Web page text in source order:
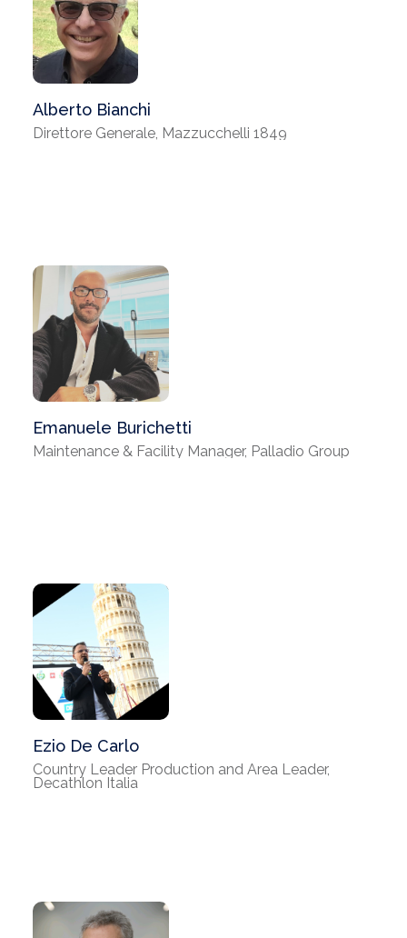
Alberto Bianchi
Direttore Generale, Mazzucchelli 1849
Emanuele Burichetti
Maintenance & Facility Manager, Palladio Group
Ezio De Carlo
Country Leader Production and Area Leader,
Decathlon Italia